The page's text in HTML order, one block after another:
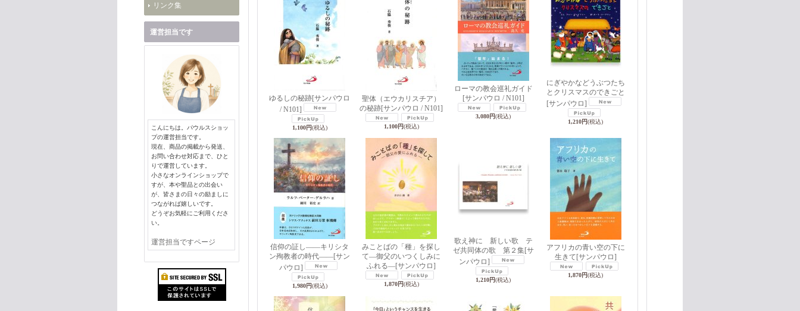
リンク集
運営担当です
こんにちは。パウルスショッ
プの運営担当です。
現在、商品の掲載から発送、
お問い合わせ対応まで、ひと
りで運営しています。
小さなオンラインショップで
すが、本や聖品との出会い
が、皆さまの日々の励ましに
つながれば嬉しいです。
どうぞお気軽にご利用くださ
い。
運営担当ですページ
ゆるしの秘跡[サンパウロ
/ N101]
1,100円(税込)
聖体（エウカリスチア）
の秘跡[サンパウロ / N101]
1,100円(税込)
ローマの教会巡礼ガイド
[サンパウロ / N101]
3,080円(税込)
にぎやかなどうぶつたち
とクリスマスのできごと
[サンパウロ]
1,210円(税込)
信仰の証し――キリシタ
ン殉教者の時代――[サン
パウロ]
1,980円(税込)
みことばの「種」を探し
て―御父のいつくしみに
ふれる―[サンパウロ]
1,870円(税込)
歌え神に 新しい歌 テ
ゼ共同体の歌 第２集[サ
ンパウロ]
1,210円(税込)
アフリカの青い空の下に
生きて [サンパウロ]
1,870円(税込)